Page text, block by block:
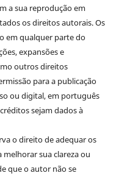
a sua reprodução em
os direitos autorais. Os
em qualquer parte do
expansões e
outros direitos
para a publicação
ou digital, em português
sejam dados à
o direito de adequar os
sua clareza ou
que o autor não se